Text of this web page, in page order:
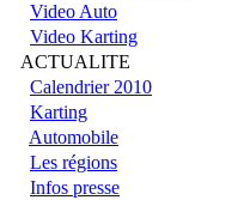
Video Auto
Video Karting
ACTUALITE
Calendrier 2010
Karting
Automobile
Les régions
Infos presse